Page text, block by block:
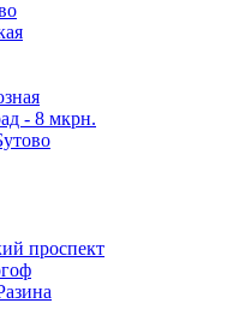
- 8 мкрн.
проспект